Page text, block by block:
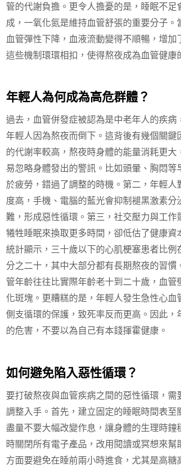
管的代謝負擔。更令人擔憂的是，睡眠不足
成，一氧化氮是維持血管舒張的重要分子。
血管彈性下降，血液流動變得不順暢，增加
這些機制環環相扣，使得熬夜成為血管健康
年輕人為何成為高危群體？
過去，血管併發症被認為是中老年人的疾病
年輕人因為熬夜而倒下。這背後有幾個關鍵
的代謝率較高，熬夜時身體的能量消耗更大
易忽略身體發出的警訊。比如頭暈、胸悶等
於疲勞，錯過了調整的時機。第二，年輕人
度高，手機、電腦的藍光會抑制褪黑激素分
難，形成惡性循環。第三，社交壓力與工作
犧牲睡眠來換取更多時間，卻低估了健康資
統計顯示，三十歲以下的心肌梗塞患者比例
分之二十，其中大部分都有長期熬夜的習慣
管年齡往往比實際年齡老十到二十歲，血管
化斑塊。更糟糕的是，年輕人發生急性心血
側支循環的保護，致死率反而更高。因此，
的危害，不要以為自己有本錢揮霍健康。
如何避免陷入惡性循環？
要打破熬夜與血管疾病之間的惡性循環，需
調整入手。首先，建立固定的睡眠時間表至
盡量不要大幅改變作息，讓身體的生理時鐘
時關閉所有電子產品，改用閱讀或冥想來幫
方面要避免在睡前兩小時進食，尤其是高糖